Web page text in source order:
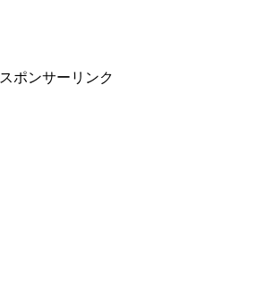
スポンサーリンク